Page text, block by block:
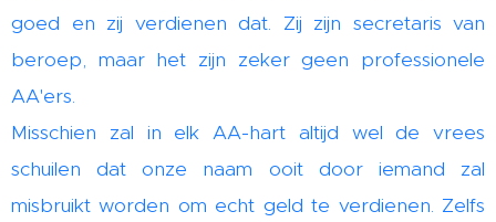
goed en zij verdienen dat. Zij zijn secretaris van
beroep, maar het zijn zeker geen professionele
AA'ers.
Misschien zal in elk AA-hart altijd wel de vrees
schuilen dat onze naam ooit door iemand zal
misbruikt worden om echt geld te verdienen. Zelfs